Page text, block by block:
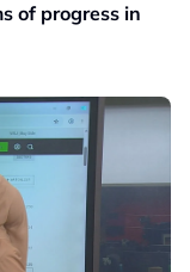
of progress in